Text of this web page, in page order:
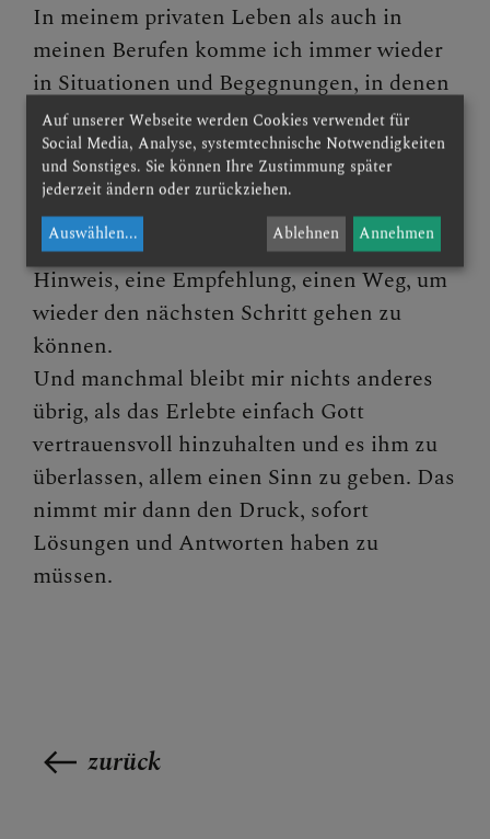
In meinem privaten Leben als auch in
meinen Berufen komme ich immer wieder
in Situationen und Begegnungen, in denen
ich nicht gleich eine Antwort oder
passende Reaktion parat habe. Manchmal
erkennt man den Sinn im Moment nicht
oder fragt sich nach dem Warum.
Immer wieder bitte ich dann Gott um einen
Hinweis, eine Empfehlung, einen Weg, um
wieder den nächsten Schritt gehen zu
können.
Und manchmal bleibt mir nichts anderes
übrig, als das Erlebte einfach Gott
vertrauensvoll hinzuhalten und es ihm zu
überlassen, allem einen Sinn zu geben. Das
nimmt mir dann den Druck, sofort
Lösungen und Antworten haben zu
müssen.
zurück
Auf unserer Webseite werden Cookies verwendet für
Social Media, Analyse, systemtechnische Notwendigkeiten
und Sonstiges. Sie können Ihre Zustimmung später
jederzeit ändern oder zurückziehen.
Auswählen... Ablehnen Annehmen